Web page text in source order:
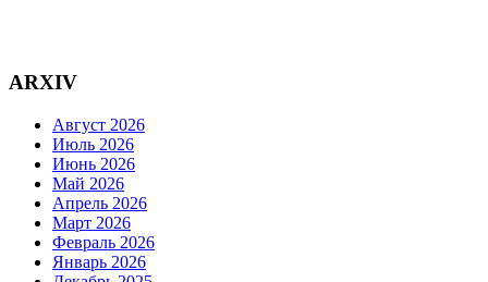
ARXIV
Август 2026
Июль 2026
Июнь 2026
Май 2026
Апрель 2026
Март 2026
Февраль 2026
Январь 2026